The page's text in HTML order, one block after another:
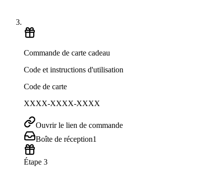
Commande de carte cadeau
Code et instructions d'utilisation
Code de carte
XXXX-XXXX-XXXX
Ouvrir le lien de commande
Boîte de réception1
Étape 3